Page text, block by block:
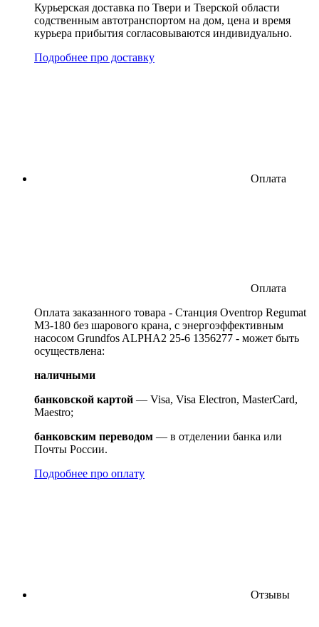
Курьерская доставка по Твери и Тверской области
содственным автотранспортом на дом, цена и время
курьера прибытия согласовываются индивидуально.
Подробнее про доставку
Оплата
Оплата
Оплата заказанного товара - Станция Oventrop Regumat
M3-180 без шарового крана, с энергоэффективным
насосом Grundfos ALPHA2 25-6 1356277 - может быть
осуществлена:
наличными
банковской картой — Visa, Visa Electron, MasterCard,
Maestro;
банковским переводом — в отделении банка или
Почты России.
Подробнее про оплату
Отзывы